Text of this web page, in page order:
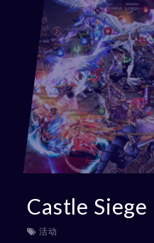
Castle Siege
活动